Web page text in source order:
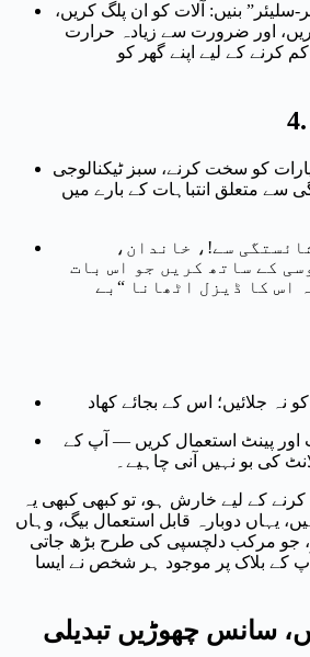
سلیئر” بنیں: آلات کو ان پلگ کریں،
اور ضرورت سے زیادہ حرارت
کرنے کے لیے اپنے گھر کو
4.
کو سخت کرنے، سبز ٹیکنالوجی
سے متعلق انتباہات کے بارے میں
سے!، خاندان،
کے ساتھ کریں جو اس بات
اس کا ڈیزل اٹھانا “بے
پینٹ استعمال کریں — آپ کے
کی بو نہیں آنی چاہیے۔
کرنے کے لیے خارش ہو، تو کبھی کبھی یہ
یہاں دوبارہ قابل استعمال بیگ، وہاں
جو مرکب دلچسپی کی طرح بڑھ جاتی
کے بلاک پر موجود ہر شخص نے ایسا
سانس چھوڑیں تبدیلی